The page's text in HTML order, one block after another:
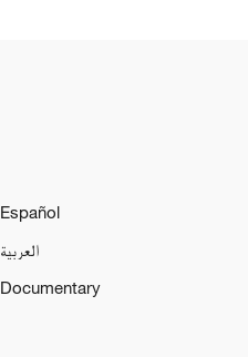
Español
العربية
Documentary